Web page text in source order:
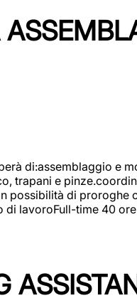
di:assemblaggio
trapani e
di proroghe
di lavoroFull-time 40